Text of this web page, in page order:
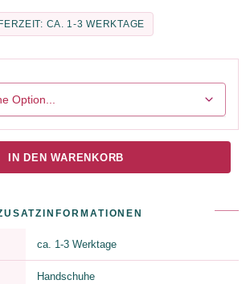
CA. 1-3 WERKTAGE
IN DEN WARENKORB
ca. 1-3 Werktage
Handschuhe